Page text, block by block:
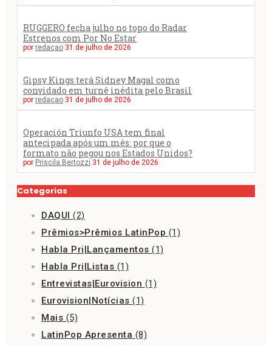
RUGGERO fecha julho no topo do Radar
Estrenos com Por No Estar
por redacao 31 de julho de 2026
Gipsy Kings terá Sidney Magal como
convidado em turnê inédita pelo Brasil
por redacao 31 de julho de 2026
Operación Triunfo USA tem final
antecipada após um mês: por que o
formato não pegou nos Estados Unidos?
por Priscila Bertozzi 31 de julho de 2026
Categorias
DAQUI (2)
Prêmios>Prêmios LatinPop (1)
Habla Pri|Lançamentos (1)
Habla Pri|Listas (1)
Entrevistas|Eurovision (1)
Eurovision|Notícias (1)
Mais (5)
LatinPop Apresenta (8)